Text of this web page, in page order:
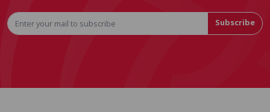
Subscribe